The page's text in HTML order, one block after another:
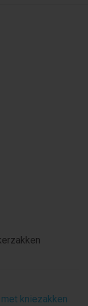
kniezakken